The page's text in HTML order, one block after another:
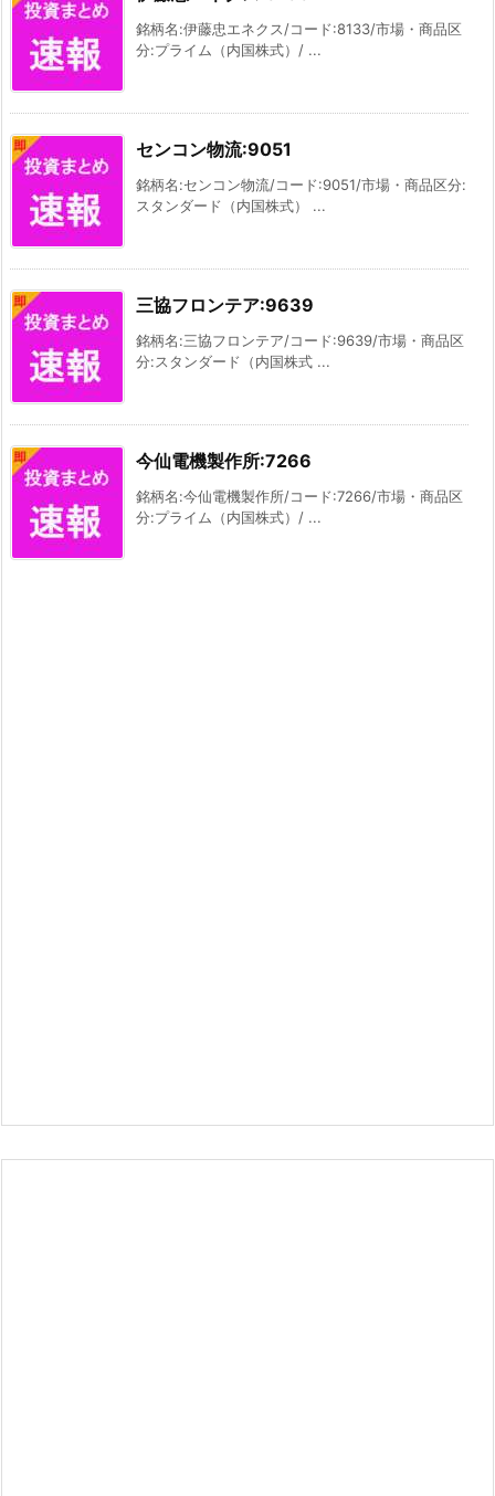
銘柄名:伊藤忠エネクス/コード:8133/市場・商品区
分:プライム（内国株式）/ ...
センコン物流:9051
銘柄名:センコン物流/コード:9051/市場・商品区分:
スタンダード（内国株式） ...
三協フロンテア:9639
銘柄名:三協フロンテア/コード:9639/市場・商品区
分:スタンダード（内国株式 ...
今仙電機製作所:7266
銘柄名:今仙電機製作所/コード:7266/市場・商品区
分:プライム（内国株式）/ ...